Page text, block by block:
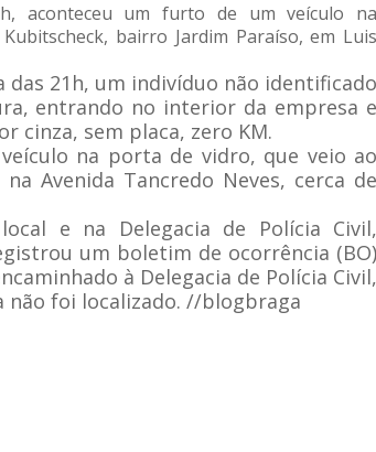
aconteceu um furto de um veículo na
bairro Jardim Paraíso, em Luis
21h, um indivíduo não identificado
entrando no interior da empresa e
cinza, sem placa, zero KM.
na porta de vidro, que veio ao
Avenida Tancredo Neves, cerca de
e na Delegacia de Polícia Civil,
um boletim de ocorrência (BO)
à Delegacia de Polícia Civil,
não foi localizado. //blogbraga